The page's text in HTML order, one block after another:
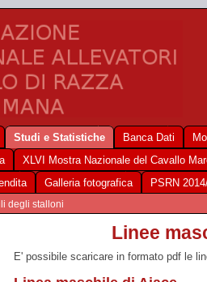
Studi e Statistiche Banca Dati
XLVI Mostra Nazionale del Cavallo
Galleria fotografica PSRN
degli stalloni
Linee
E' possibile scaricare in formato pdf le